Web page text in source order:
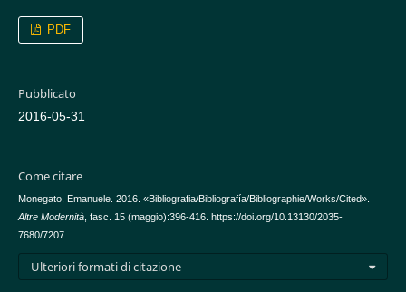
PDF
Pubblicato
2016-05-31
Come citare
Monegato, Emanuele. 2016. «Bibliografia/Bibliografía/Bibliographie/Works/Cited».
Altre Modernità, fasc. 15 (maggio):396-416. https://doi.org/10.13130/2035-
7680/7207.
Ulteriori formati di citazione